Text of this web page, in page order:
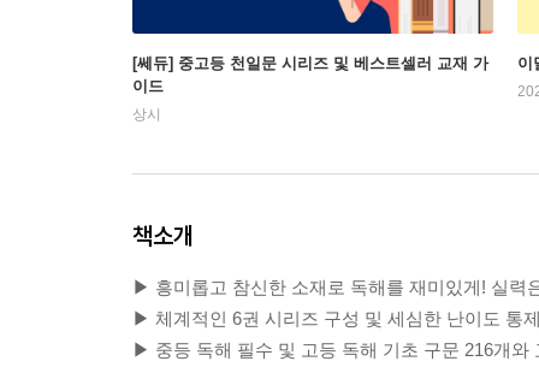
[쎄듀] 중고등 천일문 시리즈 및 베스트셀러 교재 가
이드
상시
이
책소개
▶ 흥미롭고 참신한 소재로 독해를 재미있게! 실력
▶ 체계적인 6권 시리즈 구성 및 세심한 난이도 통
▶ 중등 독해 필수 및 고등 독해 기초 구문 216개와